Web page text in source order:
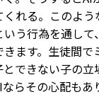
れる。このよ
う行為を通して
ます。生徒間で
できない子の立
らその心配もあ